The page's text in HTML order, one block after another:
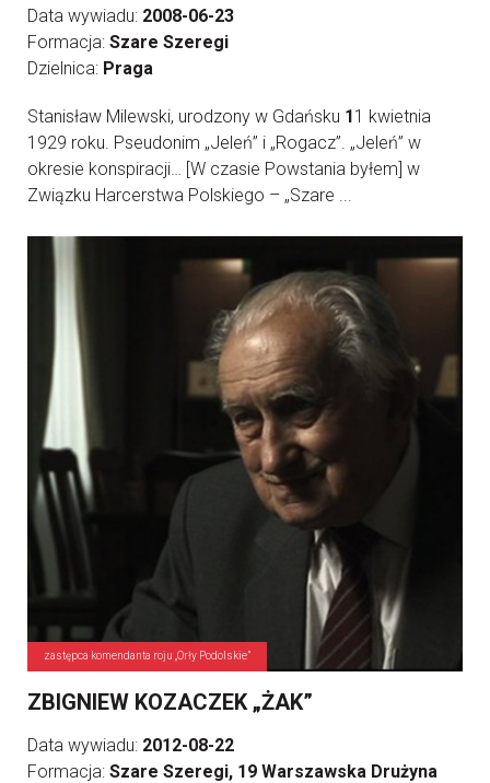
Data wywiadu: 2008-06-23
Formacja: Szare Szeregi
Dzielnica: Praga
Stanisław Milewski, urodzony w Gdańsku 11 kwietnia
1929 roku. Pseudonim „Jeleń” i „Rogacz”. „Jeleń” w
okresie konspiracji… [W czasie Powstania byłem] w
Związku Harcerstwa Polskiego – „Szare ...
zastępca komendanta roju „Orły Podolskie”
ZBIGNIEW KOZACZEK „ŻAK”
Data wywiadu: 2012-08-22
Formacja: Szare Szeregi, 19 Warszawska Drużyna